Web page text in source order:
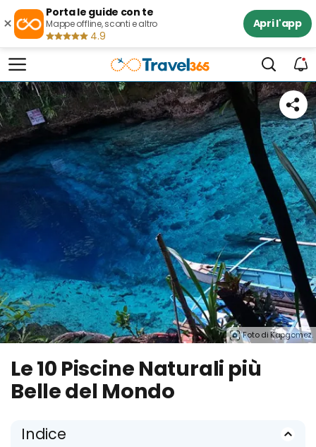
×
Porta le guide con te
Mappe offline, sconti e altro
4.9
Apri l'app
Foto di Kapgomez.
Le 10 Piscine Naturali più
Belle del Mondo
Indice